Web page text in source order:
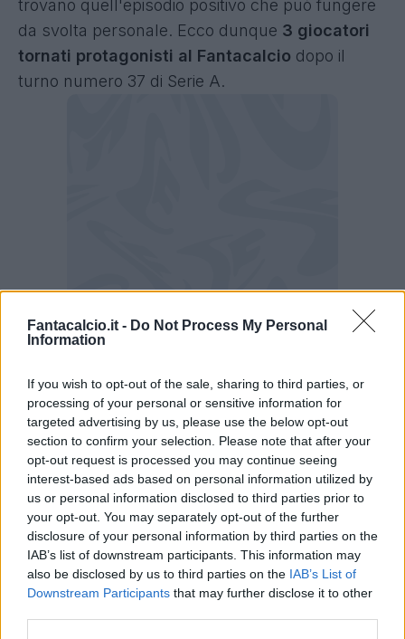
Fantacalcio.it - Do Not Process My Personal
Information
If you wish to opt-out of the sale, sharing to third parties, or
processing of your personal or sensitive information for
targeted advertising by us, please use the below opt-out
section to confirm your selection. Please note that after your
opt-out request is processed you may continue seeing
interest-based ads based on personal information utilized by
us or personal information disclosed to third parties prior to
your opt-out. You may separately opt-out of the further
disclosure of your personal information by third parties on the
IAB’s list of downstream participants. This information may
also be disclosed by us to third parties on the IAB’s List of
Downstream Participants that may further disclose it to other
trovano quell'episodio positivo che può fungere
da svolta personale. Ecco dunque 3 giocatori
tornati protagonisti al Fantacalcio dopo il
turno numero 37 di Serie A.
Fantacalcio, 3 giocatori di nuovo
MINA- L'ultimo bonus risaliva al 2-0 col
Parma della 3^ giornata. Una vita dopo, in
un altro scontro diretto, svetta con
successo: per lui 7+3 col Torino.
J.RODRIGUEZ - Conferma l'arte dell'assist,
col Parma addirittura il settimo personale.
L'ultima volta l'aveva messo a referto nel 3-